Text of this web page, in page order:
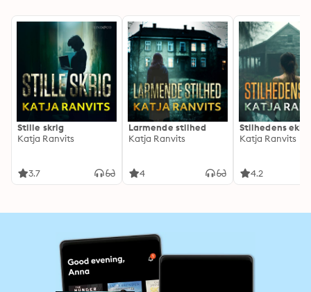
Stille skrig
Katja Ranvits
3.7
Larmende stilhed
Katja Ranvits
4
Stilhedens ekko
Katja Ranvits
4.2